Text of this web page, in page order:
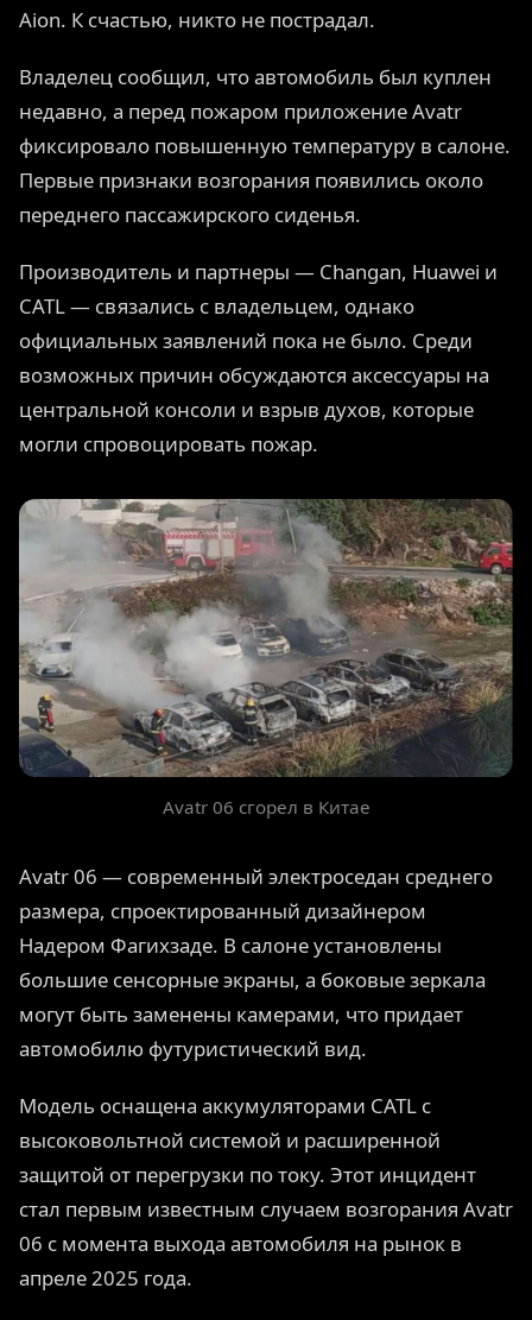
Aion. К счастью, никто не пострадал.
Владелец сообщил, что автомобиль был куплен
недавно, а перед пожаром приложение Avatr
фиксировало повышенную температуру в салоне.
Первые признаки возгорания появились около
переднего пассажирского сиденья.
Производитель и партнеры — Changan, Huawei и
CATL — связались с владельцем, однако
официальных заявлений пока не было. Среди
возможных причин обсуждаются аксессуары на
центральной консоли и взрыв духов, которые
могли спровоцировать пожар.
Avatr 06 сгорел в Китае
Avatr 06 — современный электроседан среднего
размера, спроектированный дизайнером
Надером Фагихзаде. В салоне установлены
большие сенсорные экраны, а боковые зеркала
могут быть заменены камерами, что придает
автомобилю футуристический вид.
Модель оснащена аккумуляторами CATL с
высоковольтной системой и расширенной
защитой от перегрузки по току. Этот инцидент
стал первым известным случаем возгорания Avatr
06 с момента выхода автомобиля на рынок в
апреле 2025 года.